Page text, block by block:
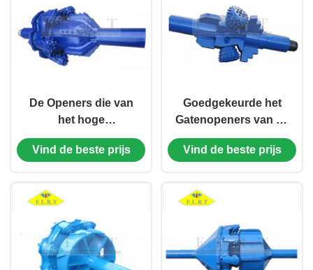
De Openers die van
het hoge
Prestatieshdd Gat
IADC 537 voor
Vind de beste prijs
Goedgekeurde het
Gatenopeners van de
rolsnijder HDD/het
Beetjefho Reeksen
Vind de beste prijs